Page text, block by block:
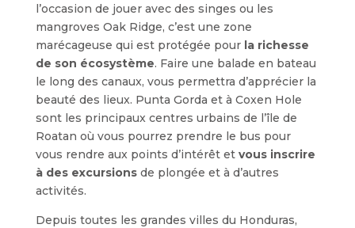
l’occasion de jouer avec des singes ou les
mangroves Oak Ridge, c’est une zone
marécageuse qui est protégée pour la richesse
de son écosystème. Faire une balade en bateau
le long des canaux, vous permettra d’apprécier la
beauté des lieux. Punta Gorda et à Coxen Hole
sont les principaux centres urbains de l’île de
Roatan où vous pourrez prendre le bus pour
vous rendre aux points d’intérêt et vous inscrire
à des excursionsde plongée et à d’autres
activités.
Depuis toutes les grandes villes du Honduras,